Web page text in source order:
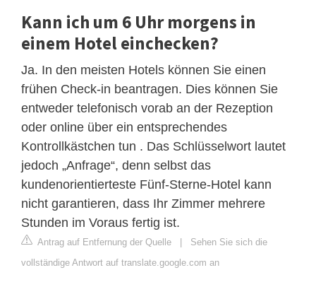
Kann ich um 6 Uhr morgens in
einem Hotel einchecken?
Ja. In den meisten Hotels können Sie einen
frühen Check-in beantragen. Dies können Sie
entweder telefonisch vorab an der Rezeption
oder online über ein entsprechendes
Kontrollkästchen tun . Das Schlüsselwort lautet
jedoch „Anfrage“, denn selbst das
kundenorientierteste Fünf-Sterne-Hotel kann
nicht garantieren, dass Ihr Zimmer mehrere
Stunden im Voraus fertig ist.
Antrag auf Entfernung der Quelle | Sehen Sie sich die
vollständige Antwort auf translate.google.com an